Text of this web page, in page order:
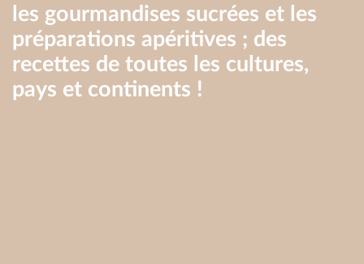
les gourmandises sucrées et les
préparations apéritives ; des
recettes de toutes les cultures,
pays et continents !